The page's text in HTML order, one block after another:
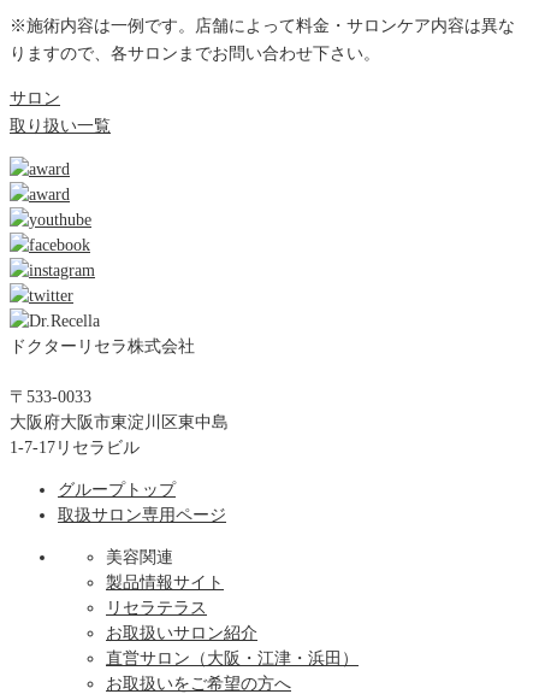
※施術内容は一例です。店舗によって料金・サロンケア内容は異な
りますので、各サロンまでお問い合わせ下さい。
サロン
取り扱い一覧
ドクターリセラ株式会社
〒533-0033
大阪府大阪市東淀川区東中島
1-7-17リセラビル
グループトップ
取扱サロン専用ページ
美容関連
製品情報サイト
リセラテラス
お取扱いサロン紹介
直営サロン（大阪・江津・浜田）
お取扱いをご希望の方へ